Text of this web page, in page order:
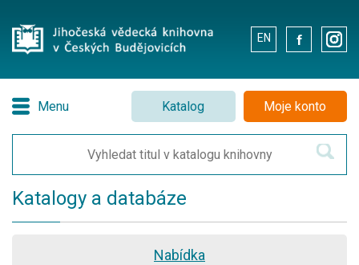
EN . .
Menu Katalog Moje konto
Katalogy a databáze
Nabídka